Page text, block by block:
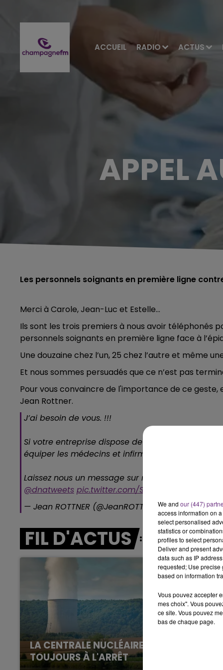
ACCUEIL RADIO ACTUS
LE WEEK-END CHAMPAGNE FM
APPEL
Les personnels soignants en première ligne
Merci à Carole, Jean-Luc et Estelle…
Ils sont les trois premiers à nous avoir téléphonés
personnels soignants en première ligne face à
Une douzaine chez l’un, 25 chez l’autre et même
Et nous sommes persuadés que ce n’est pas
Pour vous convaincre de l'importance de ce
Jean Rottner.
J’ai besoin de vous. !!!
Si votre entreprise dispose de masques de type
équiper les médecins et infirmières libéraux :
Laissez nous un message sur
@dnatweets pic.twitter.com/SZO2qiTHqT
— Jean ROTTNER (@JeanROTTNER)March 19, 2020
FIL D'ACTUS
LA CENTRALE NUCLÉAIRE DE CHOOZ
TOUJOURS À L'ARRÊT
16h00 - 20h00
We and our (447)
access information on
select personalised
statistics or
profiles to select
Deliver and present
data such as IP
requested; Use precise
based on information
Vous pouvez accepter
mes choix". Vous
ce site. Vous pouvez
bas de chaque page.